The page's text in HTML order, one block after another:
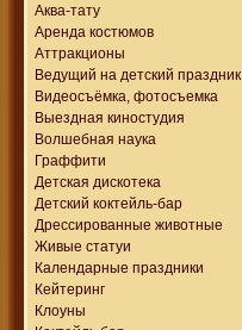
Аква-тату
Аренда костюмов
Аттракционы
Ведущий на детский праздник
Видеосъёмка, фотосъемка
Выездная киностудия
Волшебная наука
Граффити
Детская дискотека
Детский коктейль-бар
Дрессированные животные
Живые статуи
Календарные праздники
Кейтеринг
Клоуны